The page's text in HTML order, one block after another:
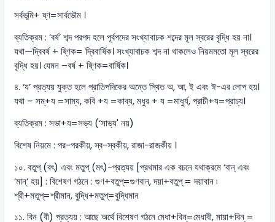
সর্বভূমি+ ষ্ণ=সার্বভৌম ।
ব্যতিক্রম : ‘বর্ষ’ শব্দ পরপদ হলে পূর্বপদের সংখ্যাবাচক শব্দের মূল স্বরের বৃদ্ধি হয় না।
যথা—দ্বিবর্ষ + ষ্ণিক= দ্বিবার্ষিক। সংখ্যাবাচক শব্দ না থাকলেও নিয়মমতো মূল স্বরের
বৃদ্ধি হয়। যেমন –বর্ষ + ষ্ণিক=বার্ষিক।
৪. ‘য’ প্রত্যয় যুক্ত হলে প্রাতিপদিকের অন্তে স্থিত অ, আ, ই এবং ঈ-এর লোপ হয়।
যথা – সম্+য =সাম্য, কবি +য =কাব্য, মধুর + য =মাধুর্য, প্রাচী+য=প্রাচ্য।
ব্যতিক্রম : সভা+য=সভ্য (‘সাভ্য' নয়)
বিশেষ নিয়মে : পর-পরকীয়, স্ব-স্বকীয়, রাজা-রাজকীয় ।
১০. বতুপ্ (বৎ) এবং মতুপ্ (মৎ)-প্রত্যয় [প্রথমার এক বচনে যথাক্রমে ‘বান্ এবং
‘মান্’ হয়] : বিশেষণ গঠনে : গুণ+বতুপ্=গুণবান, দয়া+বতুপ্ = দয়াবান ৷
শ্রী+মতুপ্=শ্রীমান, বুদ্ধি+মতুপ্=বুদ্ধিমান
১১. বিন (বী) প্রত্যয় : আছে অর্থে বিশেষণ গঠনে মেধা+বিন্=মেধাবী, মায়া+বিন্ =